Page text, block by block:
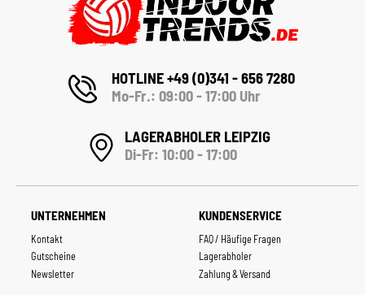
HOTLINE +49 (0)341 - 656 7280
Mo-Fr.: 09:00 - 17:00 Uhr
LAGERABHOLER LEIPZIG
Di-Fr: 10:00 - 17:00
UNTERNEHMEN
Kontakt
Gutscheine
Newsletter
KUNDENSERVICE
FAQ / Häufige Fragen
Lagerabholer
Zahlung & Versand